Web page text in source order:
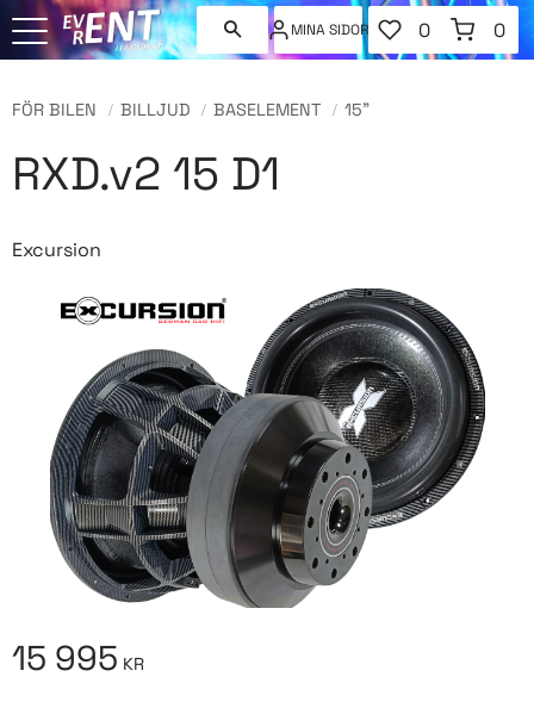
MINA SIDOR
FAVORITER
ANTAL
0
KUNDVAGN
0
FÖR BILEN BILLJUD BASELEMENT 15"
RXD.v2 15 D1
Excursion
15 995 KR